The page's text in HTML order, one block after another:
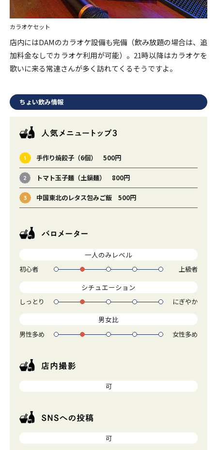
カラオケセット
店内にはDAMのカラオケ設備も完備（飲み放題の場合は、追
加料金なしでカラオケ利用が可能）。21時以降はカラオケを
歌いに来る常連さんが多く訪れてくるそうですよ。
ちょい飲み情報
手作り焼餃子（6個） 500円
トマト玉子麺（土鍋麺） 800円
中国東北のレタス包みご飯 500円
一人のみレベル
初心者 1 2 3 4 5 上級者
シチュエーション
しっとり 1 2 3 4 5 にぎやか
男女比
男性多め 1 2 3 4 5 女性多め
可
可